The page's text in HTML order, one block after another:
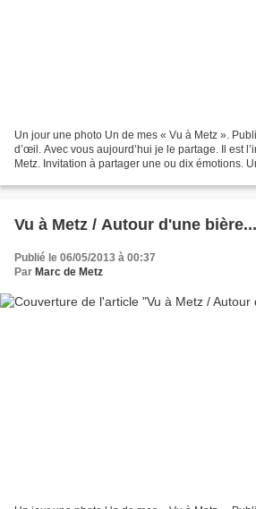
Un jour une photo Un de mes « Vu à Metz ».
d’œil. Avec vous aujourd’hui je le partage. Il est
Metz. Invitation à partager une ou dix émotions.
Vu à Metz / Autour d'une bière...
Publié le 06/05/2013 à 00:37
Par Marc de Metz